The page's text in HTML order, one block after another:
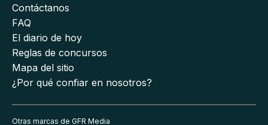
Contáctanos
FAQ
El diario de hoy
Reglas de concursos
Mapa del sitio
¿Por qué confiar en nosotros?
Otras marcas de GFR Media